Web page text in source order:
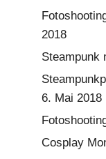
2018
Steampunk
6. Mai 2018
Cosplay